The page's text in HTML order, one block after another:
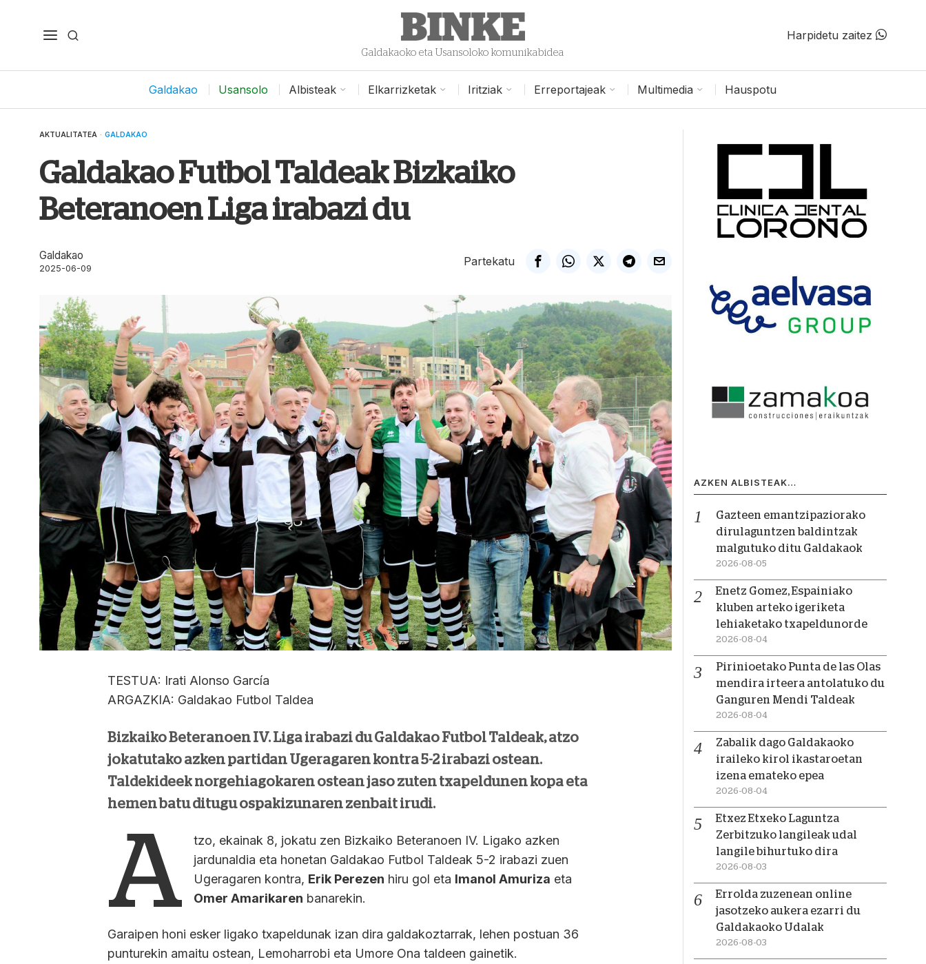
Galdakaoko eta Usansoloko komunikabidea
Harpidetu zaitez
Galdakao Usansolo Albisteak Elkarrizketak Iritziak Erreportajeak Multimedia Hauspotu
AKTUALITATEA · GALDAKAO
Galdakao Futbol Taldeak Bizkaiko
Beteranoen Liga irabazi du
Galdakao
2025-06-09
Partekatu
TESTUA: Irati Alonso García
ARGAZKIA: Galdakao Futbol Taldea
Bizkaiko Beteranoen IV. Liga irabazi du Galdakao Futbol Taldeak, atzo
jokatutako azken partidan Ugeragaren kontra 5-2 irabazi ostean.
Taldekideek norgehiagokaren ostean jaso zuten txapeldunen kopa eta
hemen batu ditugu ospakizunaren zenbait irudi.
A
tzo, ekainak 8, jokatu zen Bizkaiko Beteranoen IV. Ligako azken
jardunaldia eta honetan Galdakao Futbol Taldeak 5-2 irabazi zuen
Ugeragaren kontra, Erik Perezen hiru gol eta Imanol Amuriza eta
Omer Amarikaren banarekin.
Garaipen honi esker ligako txapeldunak izan dira galdakoztarrak, lehen postuan 36
punturekin amaitu ostean, Lemoharrobi eta Umore Ona taldeen gainetik.
AZKEN ALBISTEAK…
Gazteen emantzipaziorako
dirulaguntzen baldintzak
malgutuko ditu Galdakaok
2026-08-05
Enetz Gomez, Espainiako
kluben arteko igeriketa
lehiaketako txapeldunorde
2026-08-04
Pirinioetako Punta de las Olas
mendira irteera antolatuko du
Ganguren Mendi Taldeak
2026-08-04
Zabalik dago Galdakaoko
iraileko kirol ikastaroetan
izena emateko epea
2026-08-04
Etxez Etxeko Laguntza
Zerbitzuko langileak udal
langile bihurtuko dira
2026-08-03
Errolda zuzenean online
jasotzeko aukera ezarri du
Galdakaoko Udalak
2026-08-03